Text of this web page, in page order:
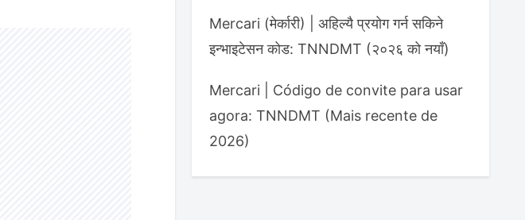
Mercari (मेर्कारी) | अहिल्यै प्रयोग गर्न सकिने
इन्भाइटेसन कोड: TNNDMT (२०२६ को नयाँ)
Mercari | Código de convite para usar
agora: TNNDMT (Mais recente de
2026)